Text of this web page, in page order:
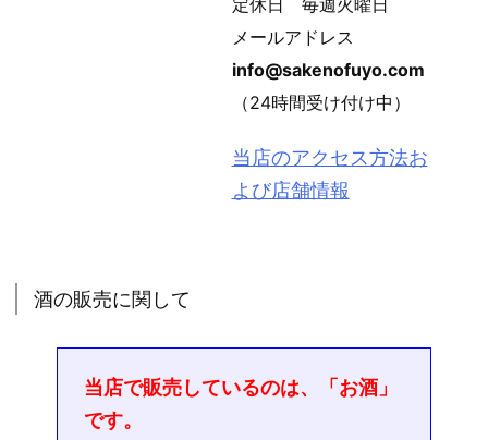
メールアドレス
info@sakenofuyo.com
（24時間受け付け中）
当店のアクセス方法お
よび店舗情報
酒の販売に関して
当店で販売しているのは、「お酒」
です。